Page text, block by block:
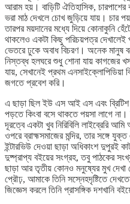
আরাম হয়। বাড়িটি ঐতিহাসিক,
ভরা মাঠ দেখলে চোখ জুড়িয়ে যায়। চার
তারপর ময়দানের মধ্যে দিয়ে কোনাকুনি
থাকলেও একটা কিছু পরিচয়পত্র
ভেতরে ঢুকে অবাধ বিচরণ। অনেক মানুষ
নিস্তব্ধ হলঘরে শুধু শোনা যায় কাগজের
যায়, সেখানেই প্রথম এনসাইক্লোপিডিয়া
জগতে প্রবেশ করি।
এ ছাড়া ছিল ইউ এস আই এস এবং ব্রিটিশ
পড়তে কিংবা বসে থাকতে পয়সা লাগে না।
দূরত্বে একটা খুব নিরিবিলি লাইব্রেরি
ওপরে ব্রাহ্মসমাজের মন্দির, তার সঙ্গে
ইন্টারভিউ দেওয়া ছাড়া অধিকাংশ দুপুরই
দুষ্প্রাপ্য বইয়ের সংগ্রহ, তবু পাঠকের
ছাড়া আর তৃতীয় কোনও মনুষ্যের মুখ দেখা
প্রৌঢ়, আমাকে তিনি সস্নেহদৃষ্টিতে
জিজ্ঞেস করলে তিনি প্রাসঙ্গিক দশখানি